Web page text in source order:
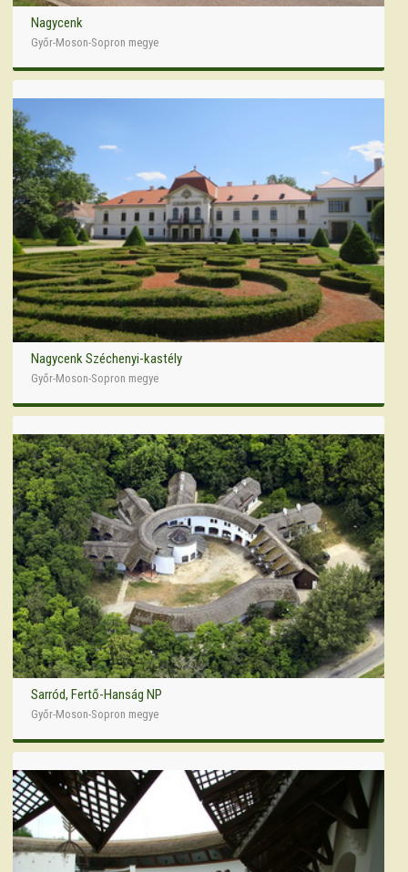
Nagycenk
Győr-Moson-Sopron megye
Nagycenk Széchenyi-kastély
Győr-Moson-Sopron megye
Sarród, Fertő-Hanság NP
Győr-Moson-Sopron megye